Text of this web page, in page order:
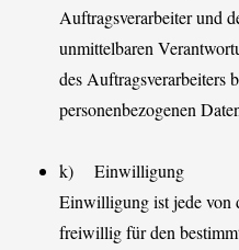
Auftragsverarbeiter und
unmittelbaren
des Auftragsverarbeiters
personenbezogenen
k) Einwilligung
Einwilligung ist jede von
freiwillig für den